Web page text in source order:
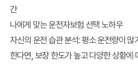
간
나에게 맞는 운전자보험 선택 노하우
자신의 운전 습관 분석: 평소 운전량이 많
한다면, 보장 한도가 높고 다양한 상황에